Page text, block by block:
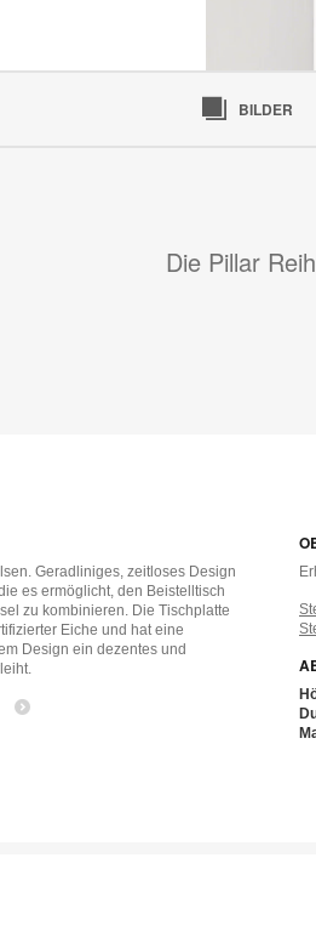
BILDER
Die Pillar
Geradliniges, zeitloses Design
es ermöglicht, den Beistelltisch
zu kombinieren. Die Tischplatte
Eiche und hat eine
Design ein dezentes und